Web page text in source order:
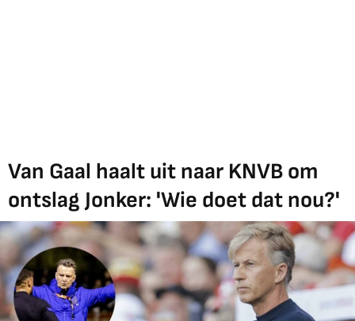
Van Gaal haalt uit naar KNVB om
ontslag Jonker: 'Wie doet dat nou?'